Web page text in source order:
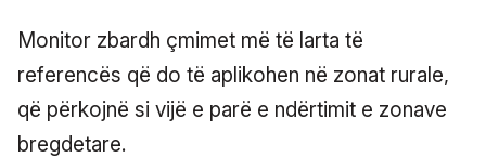
Monitor zbardh çmimet më të larta të
referencës që do të aplikohen në zonat rurale,
që përkojnë si vijë e parë e ndërtimit e zonave
bregdetare.